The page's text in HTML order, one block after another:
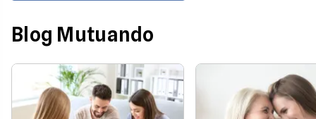
Blog Mutuando